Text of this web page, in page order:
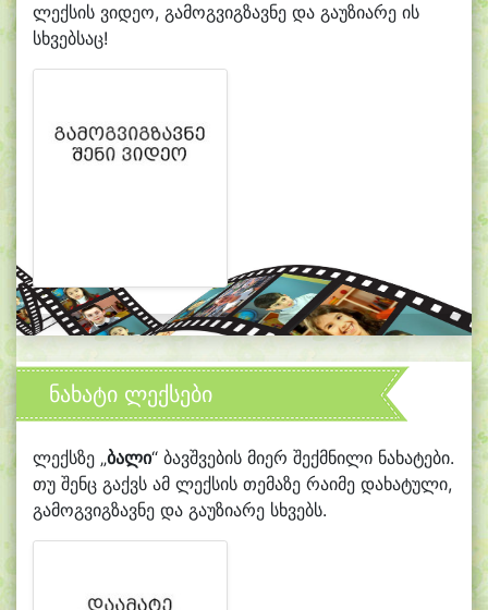
ლექსის ვიდეო, გამოგვიგზავნე და გაუზიარე ის
სხვებსაც!
ნახატი ლექსები
ლექსზე „ბალი“ ბავშვების მიერ შექმნილი ნახატები.
თუ შენც გაქვს ამ ლექსის თემაზე რაიმე დახატული,
გამოგვიგზავნე და გაუზიარე სხვებს.